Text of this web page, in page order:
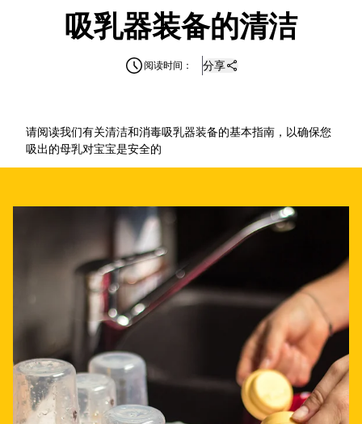
吸乳器装备的清洁
阅读时间： 分享
请阅读我们有关清洁和消毒吸乳器装备的基本指南，以确保您
吸出的母乳对宝宝是安全的